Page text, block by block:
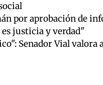
por aprobación de
justicia y verdad"
Senador Vial valora